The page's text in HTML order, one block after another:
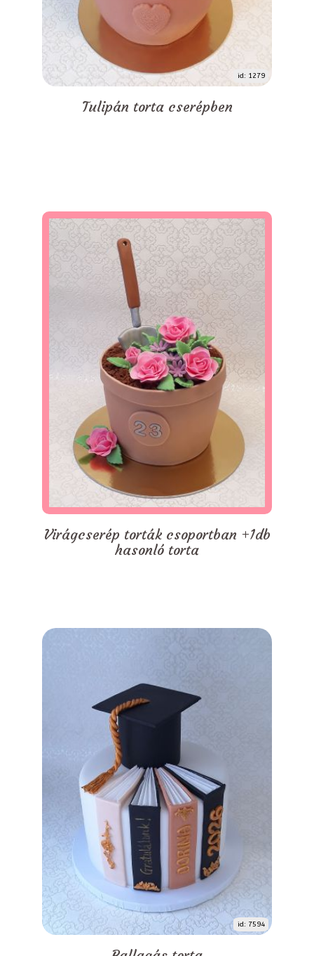
id: 1279
Tulipán torta cserépben
Virágcserép torták csoportban +1db
hasonló torta
id: 7594